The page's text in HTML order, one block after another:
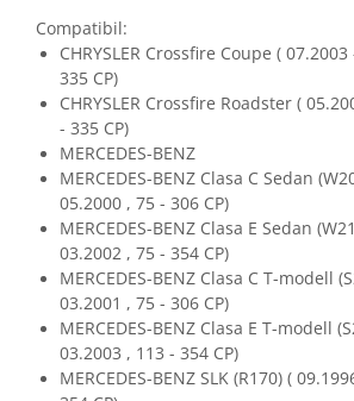
Electrocasnice & Climatizare
Accesorii si piese masini spalat
rufe si uscatoare
Accesorii si piese masini spalat
vase
Aparate Frigorifice
Aparate Racire Aer
Aragaze si cuptoare cu microunde
Climatizare & sisteme de incalzire
Electrocasnice pentru Bucatarie
Fiare de calcat si masini de cusut
Ingrijire Locuinta
Compatibil:
CHRYSLER Crossfire Coupe (
335 CP)
CHRYSLER Crossfire Roadster (
- 335 CP)
MERCEDES-BENZ
MERCEDES-BENZ Clasa C Sedan
05.2000 , 75 - 306 CP)
MERCEDES-BENZ Clasa E Sedan
03.2002 , 75 - 354 CP)
MERCEDES-BENZ Clasa C T-modell
03.2001 , 75 - 306 CP)
MERCEDES-BENZ Clasa E T-modell
03.2003 , 113 - 354 CP)
MERCEDES-BENZ SLK (R170) (